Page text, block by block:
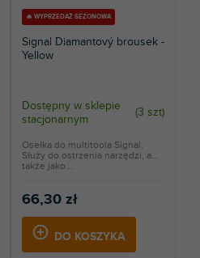
🔥 WYPRZEDAŻ SEZONOWA
Signal Diamantový brousek -
Yellow
Dostępny w sklepie
stacjonarnym
(3 szt)
66,30 zł
DO KOSZYKA
Osełka do multitoola Signal.
Służy do ostrzenia narzędzi, a
także jako...